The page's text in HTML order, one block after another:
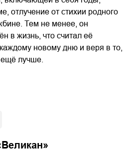
отлучение от стихии родного
Тем не менее, он
в жизнь, что считал её
новому дню и веря в то,
лучше.
Великан»